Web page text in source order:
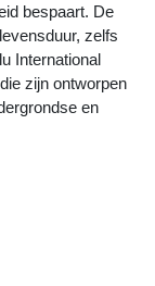
bespaart. De
zelfs
International
zijn ontworpen
en